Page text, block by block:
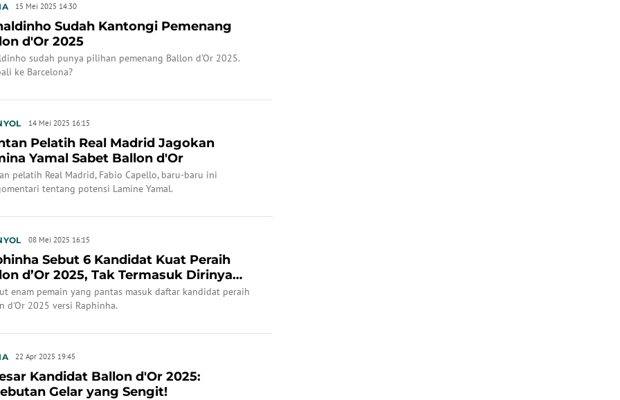
15 Mei 2025 14:30
Sudah Kantongi Pemenang
d'Or 2025
sudah punya pilihan pemenang Ballon d’Or 2025.
ke Barcelona?
14 Mei 2025 16:15
Pelatih Real Madrid Jagokan
Yamal Sabet Ballon d'Or
pelatih Real Madrid, Fabio Capello, baru-baru ini
tentang potensi Lamine Yamal.
08 Mei 2025 16:15
Sebut 6 Kandidat Kuat Peraih
d’Or 2025, Tak Termasuk Dirinya
enam pemain yang pantas masuk daftar kandidat peraih
d'Or 2025 versi Raphinha.
22 Apr 2025 19:45
Kandidat Ballon d'Or 2025:
Gelar yang Sengit!